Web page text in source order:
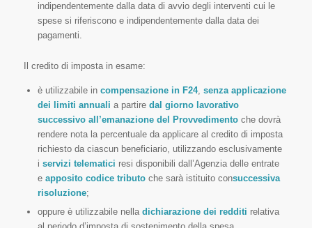
indipendentemente dalla data di avvio degli interventi cui le
spese si riferiscono e indipendentemente dalla data dei
pagamenti.
Il credito di imposta in esame:
è utilizzabile in compensazione in F24, senza applicazione
dei
limiti annuali a partire dal giorno lavorativo
successivo all’emanazione del Provvedimentoche dovrà
rendere nota la percentuale da applicare al credito di imposta
richiesto da ciascun beneficiario, utilizzando esclusivamente
i servizi telematici resi disponibili dall’Agenzia delle entrate
e apposito codice tributoche sarà istituito consuccessiva
risoluzione;
oppure è utilizzabile nella dichiarazione dei redditi relativa